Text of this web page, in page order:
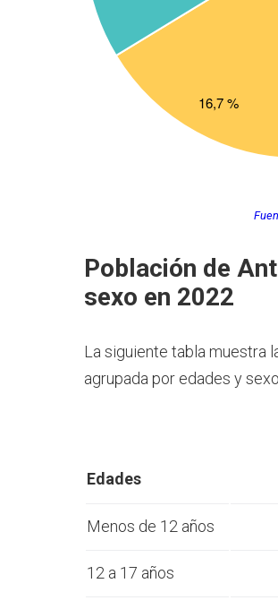
Población de
sexo en 2022
La siguiente tabla muestra
agrupada por edades y sexo.
Edades
Menos de 12 años
12 a 17 años